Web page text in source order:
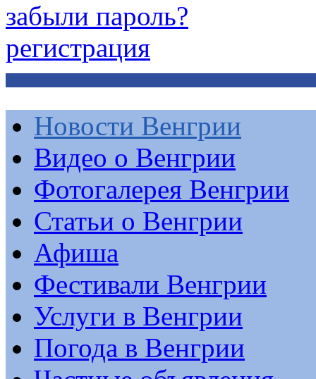
забыли пароль?
регистрация
Новости Венгрии
Видео о Венгрии
Фотогалерея Венгрии
Статьи о Венгрии
Афиша
Фестивали Венгрии
Услуги в Венгрии
Погода в Венгрии